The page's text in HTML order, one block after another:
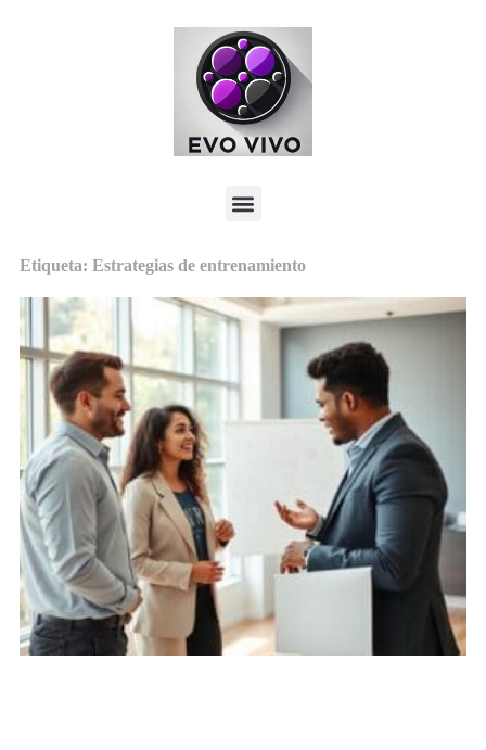
Etiqueta: Estrategias de entrenamiento